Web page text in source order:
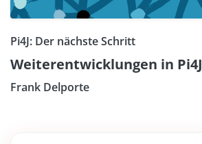
Pi4J: Der nächste Schritt
Weiterentwicklungen in Pi4J
Frank Delporte